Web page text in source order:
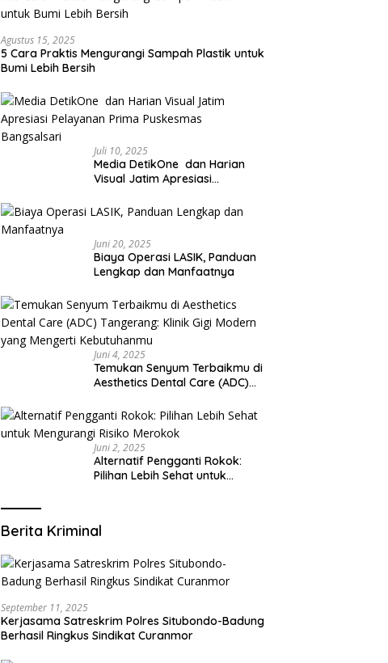
Agustus 15, 2025
5 Cara Praktis Mengurangi Sampah Plastik untuk
Bumi Lebih Bersih
Juli 10, 2025
Media DetikOne dan Harian
Visual Jatim Apresiasi
Bangsalsari
Juni 20, 2025
Biaya Operasi LASIK, Panduan
Lengkap dan Manfaatnya
Juni 4, 2025
Temukan Senyum Terbaikmu di
Aesthetics Dental Care (ADC)
yang Mengerti Kebutuhanmu
Juni 2, 2025
Alternatif Pengganti Rokok:
Pilihan Lebih Sehat untuk
Berita Kriminal
September 11, 2025
Kerjasama Satreskrim Polres Situbondo-Badung
Berhasil Ringkus Sindikat Curanmor